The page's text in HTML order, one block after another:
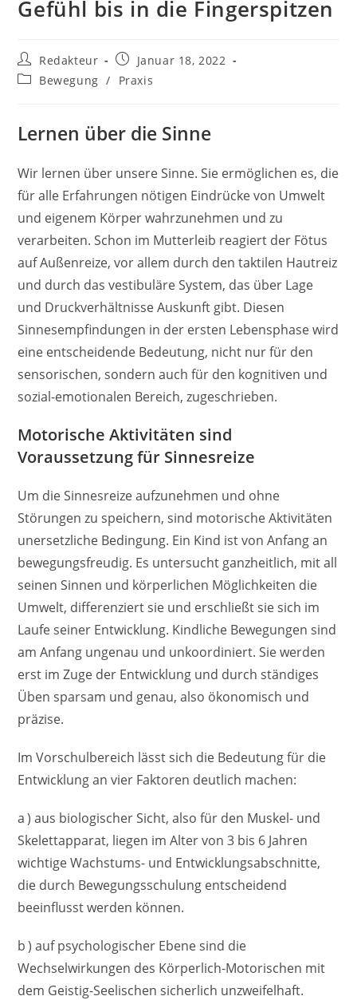
Gefühl bis in die Fingerspitzen
Beitrags-
Autor:
Redakteur
Beitrag
veröffentlicht:
Januar 18, 2022
Beitrags-
Bewegung / Praxis
Lernen über die Sinne
Wir lernen über unsere Sinne. Sie ermöglichen es, die
für alle Erfahrungen nötigen Eindrücke von Umwelt
und eigenem Körper wahrzunehmen und zu
verarbeiten. Schon im Mutterleib reagiert der Fötus
auf Außenreize, vor allem durch den taktilen Hautreiz
und durch das vestibuläre System, das über Lage
und Druckverhältnisse Auskunft gibt. Diesen
Sinnesempfindungen in der ersten Lebensphase wird
eine entscheidende Bedeutung, nicht nur für den
sensorischen, sondern auch für den kognitiven und
sozial-emotionalen Bereich, zugeschrieben.
Motorische Aktivitäten sind
Voraussetzung für Sinnesreize
Um die Sinnesreize aufzunehmen und ohne
Störungen zu speichern, sind motorische Aktivitäten
unersetzliche Bedingung. Ein Kind ist von Anfang an
bewegungsfreudig. Es untersucht ganzheitlich, mit all
seinen Sinnen und körperlichen Möglichkeiten die
Umwelt, differenziert sie und erschließt sie sich im
Laufe seiner Entwicklung. Kindliche Bewegungen sind
am Anfang ungenau und unkoordiniert. Sie werden
erst im Zuge der Entwicklung und durch ständiges
Üben sparsam und genau, also ökonomisch und
präzise.
Im Vorschulbereich lässt sich die Bedeutung für die
Entwicklung an vier Faktoren deutlich machen:
a ) aus biologischer Sicht, also für den Muskel- und
Skelettapparat, liegen im Alter von 3 bis 6 Jahren
wichtige Wachstums- und Entwicklungsabschnitte,
die durch Bewegungsschulung entscheidend
beeinflusst werden können.
b ) auf psychologischer Ebene sind die
Wechselwirkungen des Körperlich-Motorischen mit
dem Geistig-Seelischen sicherlich unzweifelhaft.